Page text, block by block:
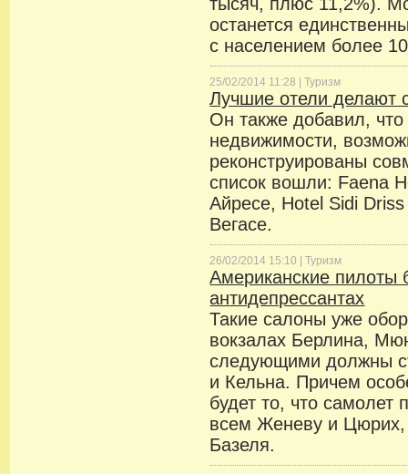
останется
с населением более
25/02/2014 11:28 |Туризм
Лучшие отели делают
Он также добавил,
недвижимости,
реконструированы
список вошли: Faena
Айресе, Hotel Sidi
Вегасе.
26/02/2014 15:10 |Туризм
Американские пилоты
антидепрессантах
Такие салоны уже
вокзалах Берлина,
следующими должны
и Кельна. Причем
будет то, что самолет
всем Женеву и Цюрих,
Базеля.